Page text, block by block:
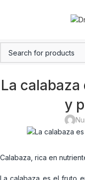
La
y
Calabaza, rica en
La calabaza es el fruto